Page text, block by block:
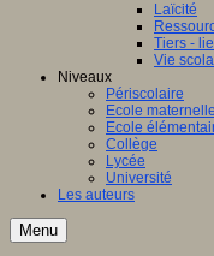
Laïcité
Tiers -
Vie
Niveaux
Périscolaire
Ecole maternelle
Ecole
Collège
Lycée
Université
Les auteurs
Menu